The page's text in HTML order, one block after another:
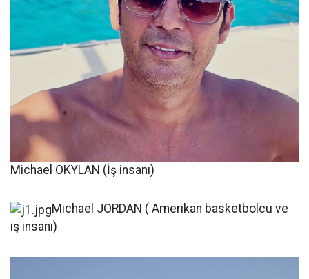
Michael OKYLAN (İş insanı)
Michael JORDAN ( Amerikan basketbolcu ve
iş insanı)